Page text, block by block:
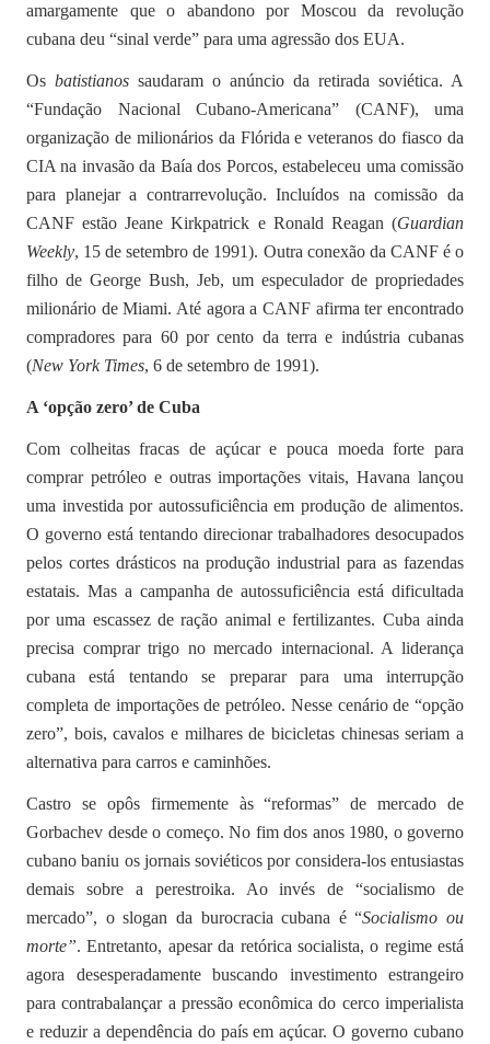
amargamente que o abandono por Moscou da revolução
cubana deu “sinal verde” para uma agressão dos EUA.
Os batistianos saudaram o anúncio da retirada soviética. A
“Fundação Nacional Cubano-Americana” (CANF), uma
organização de milionários da Flórida e veteranos do fiasco da
CIA na invasão da Baía dos Porcos, estabeleceu uma comissão
para planejar a contrarrevolução. Incluídos na comissão da
CANF estão Jeane Kirkpatrick e Ronald Reagan (Guardian
Weekly, 15 de setembro de 1991). Outra conexão da CANF é o
filho de George Bush, Jeb, um especulador de propriedades
milionário de Miami. Até agora a CANF afirma ter encontrado
compradores para 60 por cento da terra e indústria cubanas
(New York Times, 6 de setembro de 1991).
A ‘opção zero’ de Cuba
Com colheitas fracas de açúcar e pouca moeda forte para
comprar petróleo e outras importações vitais, Havana lançou
uma investida por autossuficiência em produção de alimentos.
O governo está tentando direcionar trabalhadores desocupados
pelos cortes drásticos na produção industrial para as fazendas
estatais. Mas a campanha de autossuficiência está dificultada
por uma escassez de ração animal e fertilizantes. Cuba ainda
precisa comprar trigo no mercado internacional. A liderança
cubana está tentando se preparar para uma interrupção
completa de importações de petróleo. Nesse cenário de “opção
zero”, bois, cavalos e milhares de bicicletas chinesas seriam a
alternativa para carros e caminhões.
Castro se opôs firmemente às “reformas” de mercado de
Gorbachev desde o começo. No fim dos anos 1980, o governo
cubano baniu os jornais soviéticos por considera-los entusiastas
demais sobre a perestroika. Ao invés de “socialismo de
mercado”, o slogan da burocracia cubana é “Socialismo ou
morte”. Entretanto, apesar da retórica socialista, o regime está
agora desesperadamente buscando investimento estrangeiro
para contrabalançar a pressão econômica do cerco imperialista
e reduzir a dependência do país em açúcar. O governo cubano